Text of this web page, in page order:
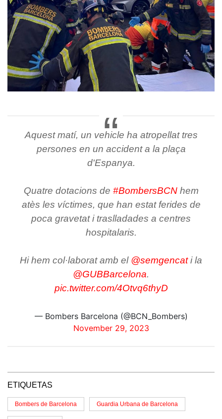
Aquest matí, un vehicle ha atropellat tres
persones en un accident a la plaça
d'Espanya.
Quatre dotacions de #BombersBCNhem
atès les víctimes, que han estat ferides de
poca gravetat i traslladades a centres
hospitalaris.
Hi hem col·laborat amb el @semgencati la
@GUBBarcelona.
pic.twitter.com/4Otvq6thyD
— Bombers Barcelona (@BCN_Bombers)
November 29, 2023
ETIQUETAS
Bombers de Barcelona Guardia Urbana de Barcelona